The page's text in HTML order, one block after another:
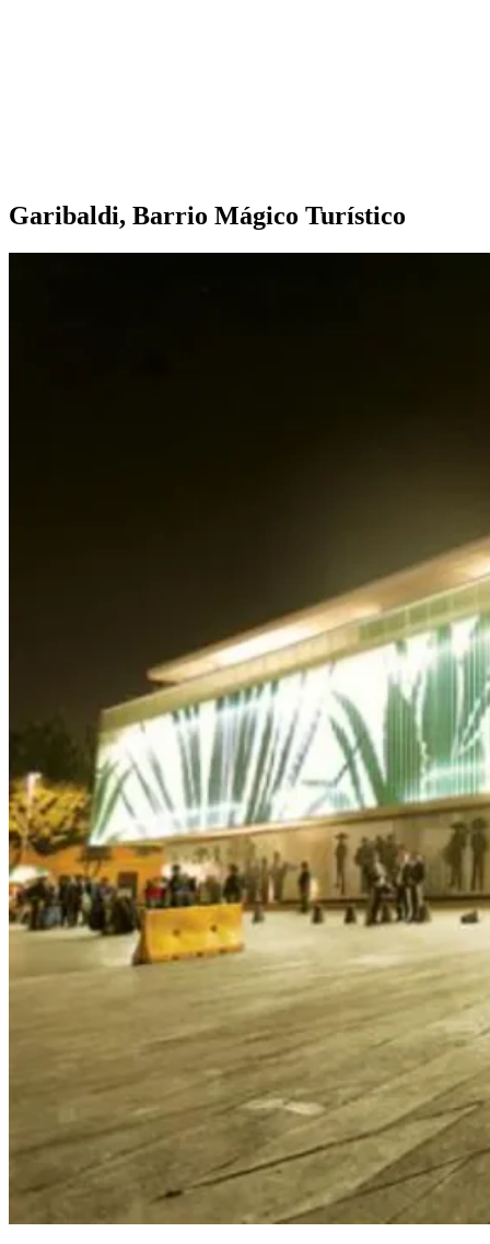
Garibaldi, Barrio Mágico Turístico